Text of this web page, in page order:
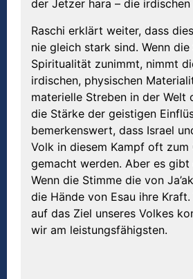
der Jetzer hara – die irdischen
Raschi erklärt weiter, dass
nie gleich stark sind. Wenn
Spiritualität zunimmt, nimmt
irdischen, physischen
materielle Streben in der Welt
die Stärke der geistigen
bemerkenswert, dass Israel
Volk in diesem Kampf oft zum
gemacht werden. Aber es gibt
Wenn die Stimme die von
die Hände von Esau ihre
auf das Ziel unseres Volkes
wir am leistungsfähigsten.